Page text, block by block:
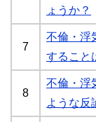
ょうか？
7
不倫・浮
すること
8
不倫・浮
ような反